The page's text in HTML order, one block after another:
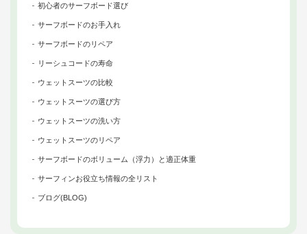
初心者のサーフボード選び
サーフボードのお手入れ
サーフボードのリペア
リーシュコードの寿命
ウェットスーツの比較
ウェットスーツの選び方
ウェットスーツの洗い方
ウェットスーツのリペア
サーフボードのボリューム（浮力）と適正体重
サーフィンお役立ち情報の全リスト
ブログ(BLOG)